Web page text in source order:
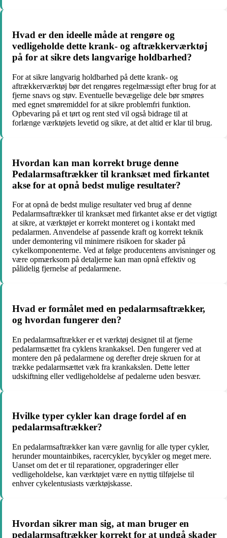
Hvad er den ideelle måde at rengøre og
vedligeholde dette krank- og aftrækkerværktøj
på for at sikre dets langvarige holdbarhed?
For at sikre langvarig holdbarhed på dette krank- og
aftrækkerværktøj bør det rengøres regelmæssigt efter brug for at
fjerne snavs og støv. Eventuelle bevægelige dele bør smøres
med egnet smøremiddel for at sikre problemfri funktion.
Opbevaring på et tørt og rent sted vil også bidrage til at
forlænge værktøjets levetid og sikre, at det altid er klar til brug.
Hvordan kan man korrekt bruge denne
Pedalarmsaftrækker til kranksæt med firkantet
akse for at opnå bedst mulige resultater?
For at opnå de bedst mulige resultater ved brug af denne
Pedalarmsaftrækker til kranksæt med firkantet akse er det vigtigt
at sikre, at værktøjet er korrekt monteret og i kontakt med
pedalarmen. Anvendelse af passende kraft og korrekt teknik
under demontering vil minimere risikoen for skader på
cykelkomponenterne. Ved at følge producentens anvisninger og
være opmærksom på detaljerne kan man opnå effektiv og
pålidelig fjernelse af pedalarmene.
Hvad er formålet med en pedalarmsaftrækker,
og hvordan fungerer den?
En pedalarmsaftrækker er et værktøj designet til at fjerne
pedalarmsættet fra cyklens krankaksel. Den fungerer ved at
montere den på pedalarmene og derefter dreje skruen for at
trække pedalarmsættet væk fra krankakslen. Dette letter
udskiftning eller vedligeholdelse af pedalerne uden besvær.
Hvilke typer cykler kan drage fordel af en
pedalarmsaftrækker?
En pedalarmsaftrækker kan være gavnlig for alle typer cykler,
herunder mountainbikes, racercykler, bycykler og meget mere.
Uanset om det er til reparationer, opgraderinger eller
vedligeholdelse, kan værktøjet være en nyttig tilføjelse til
enhver cykelentusiasts værktøjskasse.
Hvordan sikrer man sig, at man bruger en
pedalarmsaftrækker korrekt for at undgå skader